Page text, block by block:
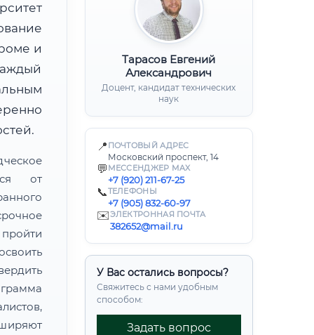
Тарасов Евгений
Александрович
Доцент, кандидат технических
наук
📍 ПОЧТОВЫЙ АДРЕС
Московский проспект, 14
💬 МЕССЕНДЖЕР MAX
+7 (920) 211-67-25
📞ТЕЛЕФОНЫ
+7 (905) 832-60-97
✉️ЭЛЕКТРОННАЯ ПОЧТА
382652@mail.ru
У Вас остались вопросы?
Свяжитесь с нами удобным
способом:
Задать вопрос
и
от